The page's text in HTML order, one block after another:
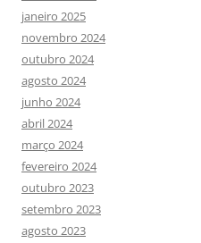
janeiro 2025
novembro 2024
outubro 2024
agosto 2024
junho 2024
abril 2024
março 2024
fevereiro 2024
outubro 2023
setembro 2023
agosto 2023